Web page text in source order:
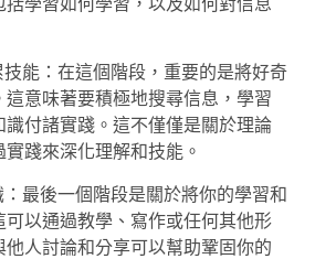
能：在這個階段，重要的是將好奇
意味著要積極地搜尋信息，學習
付諸實踐。這不僅僅是關於理論
踐來深化理解和技能。
最後一個階段是關於將你的學習和
以通過教學、寫作或任何其他形
人討論和分享可以幫助鞏固你的